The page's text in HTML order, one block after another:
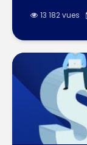
13 182 vues